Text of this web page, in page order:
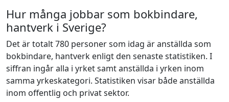
Hur många jobbar som bokbindare,
hantverk i Sverige?
Det är totalt 780 personer som idag är anställda som
bokbindare, hantverk enligt den senaste statistiken. I
siffran ingår alla i yrket samt anställda i yrken inom
samma yrkeskategori. Statistiken visar både anställda
inom offentlig och privat sektor.